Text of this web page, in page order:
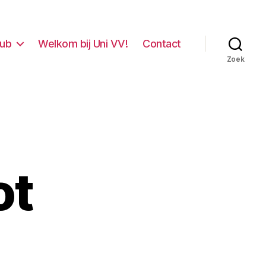
Welkom bij Uni VV! Contact
Zoek